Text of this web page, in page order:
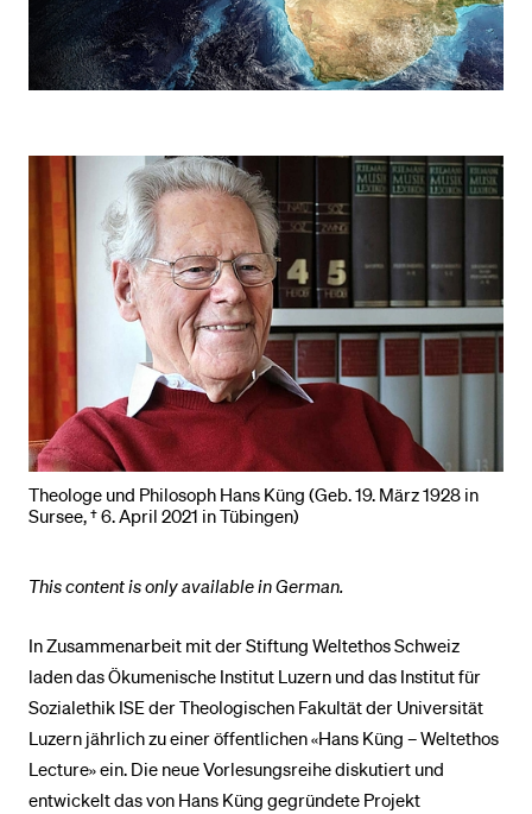
Theologe und Philosoph Hans Küng (Geb. 19. März 1928 in
Sursee, † 6. April 2021 in Tübingen)
This content is only available in German.
In Zusammenarbeit mit der Stiftung Weltethos Schweiz
laden das Ökumenische Institut Luzern und das Institut für
Sozialethik ISE der Theologischen Fakultät der Universität
Luzern jährlich zu einer öffentlichen «Hans Küng – Weltethos
Lecture» ein. Die neue Vorlesungsreihe diskutiert und
entwickelt das von Hans Küng gegründete Projekt
POPULAR CONTENT
Course catalogue
Sports programme
Menu Canteen
Application and Admission